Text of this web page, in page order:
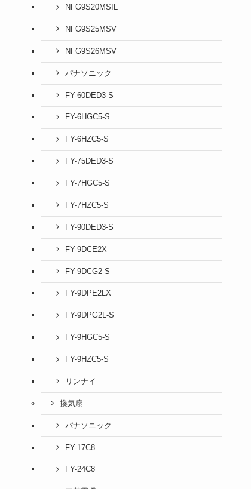
NFG9S20MSIL
NFG9S25MSV
NFG9S26MSV
パナソニック
FY-60DED3-S
FY-6HGC5-S
FY-6HZC5-S
FY-75DED3-S
FY-7HGC5-S
FY-7HZC5-S
FY-90DED3-S
FY-9DCE2X
FY-9DCG2-S
FY-9DPE2LX
FY-9DPG2L-S
FY-9HGC5-S
FY-9HZC5-S
リンナイ
換気扇
パナソニック
FY-17C8
FY-24C8